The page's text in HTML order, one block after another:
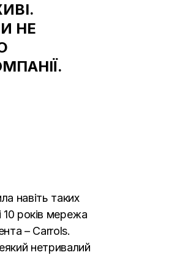
НЕ
навіть таких
10 років мережа
– Carrols.
нетривалий